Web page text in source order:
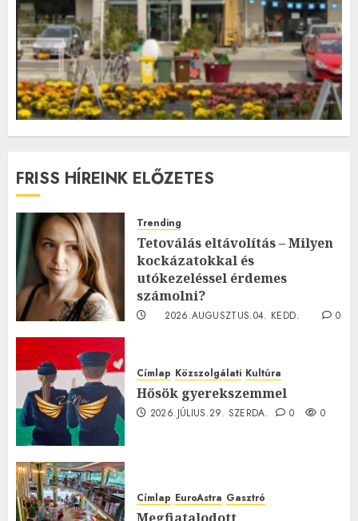
FRISS HÍREINK ELŐZETES
Trending
Tetoválás eltávolítás – Milyen
kockázatokkal és
utókezeléssel érdemes
számolni?
2026.AUGUSZTUS.04. KEDD.
0
Címlap Közszolgálati Kultúra
Hősök gyerekszemmel
2026.JÚLIUS.29. SZERDA. 0 0
Címlap EuroAstra Gasztró